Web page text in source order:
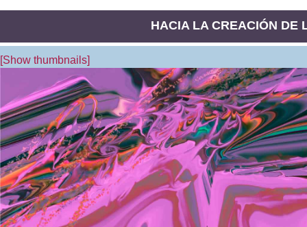
HACIA LA CREACIÓN DE LA
[Show thumbnails]